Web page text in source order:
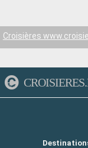
Croisières